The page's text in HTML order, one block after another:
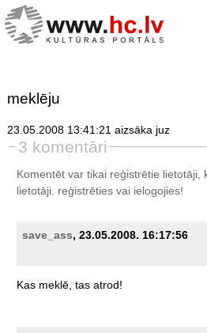
meklēju
23.05.2008 13:41:21 aizsāka juz
3 komentāri
Komentēt var tikai reģistrētie lietotāji,
lietotāji. reģistrētiesvai ielogojies!
save_ass, 23.05.2008. 16:17:56
Kas meklē, tas atrod!